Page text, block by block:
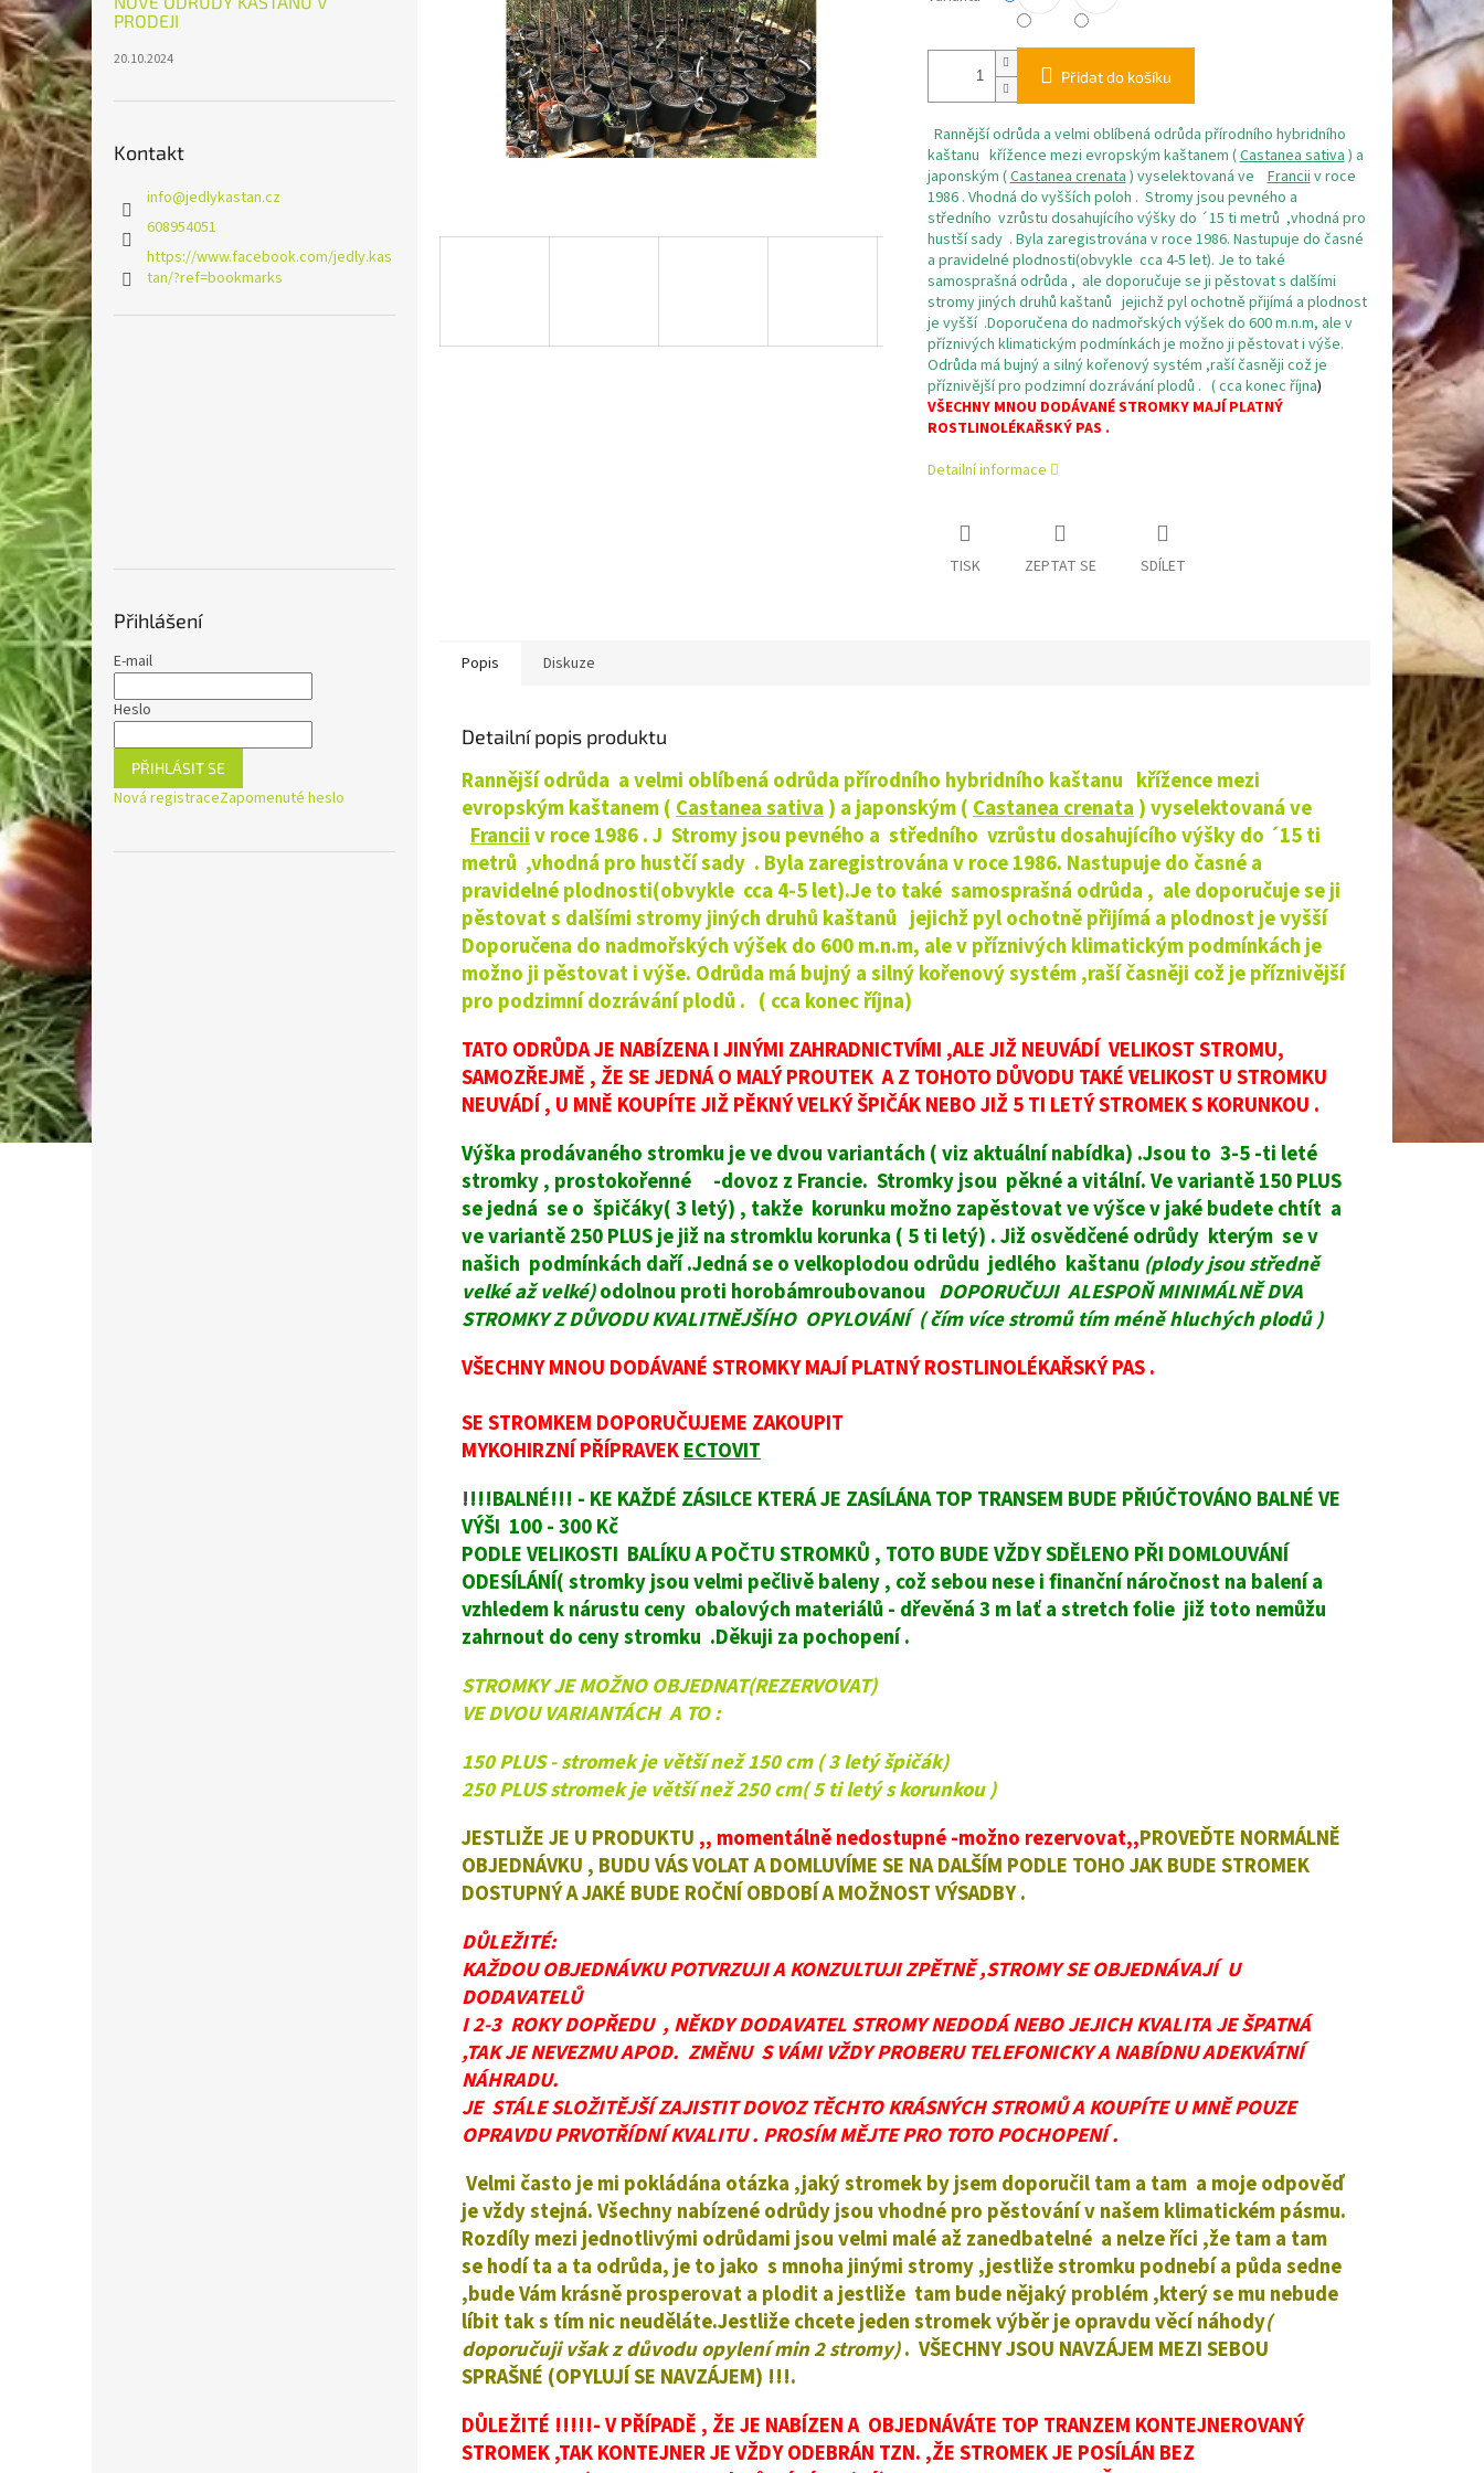
n
l
PRODEJI
20.10.2024
Kontakt
info@jedlykastan.cz
608954051
https://www.facebook.com/jedly.kas
tan/?ref=bookmarks
Přihlášení
E-mail
Heslo
PŘIHLÁSIT SE
Nová registraceZapomenuté heslo
Přidat do košíku
Rannější odrůda a velmi oblíbená odrůda přírodního hybridního
kaštanu křížence mezi evropským kaštanem (Castanea sativa) a
japonským (Castanea crenata) vyselektovaná veFranciiv roce
1986 . Vhodná do vyšších poloh . Stromy jsou pevného a
středního vzrůstu dosahujícího výšky do ´15 ti metrů ,vhodná pro
hustší sady . Byla zaregistrována v roce 1986. Nastupuje do časné
a pravidelné plodnosti(obvykle cca 4-5 let). Je to také
samosprašná odrůda , ale doporučuje se ji pěstovat s dalšími
stromy jiných druhů kaštanů jejichž pyl ochotně přijímá a plodnost
je vyšší .Doporučena do nadmořských výšek do 600 m.n.m, ale v
příznivých klimatickým podmínkách je možno ji pěstovat i výše.
Odrůda má bujný a silný kořenový systém ,raší časněji což je
příznivější pro podzimní dozrávání plodů . ( cca konec října)
VŠECHNY MNOU DODÁVANÉ STROMKY MAJÍ PLATNÝ
ROSTLINOLÉKAŘSKÝ PAS .
Detailní informace
TISK ZEPTAT SE SDÍLET
Popis Diskuze
Detailní popis produktu
Rannější odrůda a velmi oblíbená odrůda přírodního hybridního kaštanu křížence mezi
evropským kaštanem ( Castanea sativa ) a japonským ( Castanea crenata )vyselektovaná ve
Franciiv roce 1986 .J Stromy jsou pevného a středního vzrůstu dosahujícího výšky do ´15 ti
metrů ,vhodná pro hustčí sady . Byla zaregistrována v roce 1986. Nastupuje do časné a
pravidelné plodnosti(obvykle cca 4-5 let).Je to také samosprašná odrůda , ale doporučuje se ji
pěstovat s dalšími stromy jiných druhů kaštanů jejichž pyl ochotně přijímá a plodnost je vyšší
Doporučena do nadmořských výšek do 600 m.n.m, ale v příznivých klimatickým podmínkách je
možno ji pěstovat i výše. Odrůda má bujný a silný kořenový systém ,raší časněji což je příznivější
pro podzimní dozrávání plodů . ( cca konec října)
TATO ODRŮDA JE NABÍZENA I JINÝMI ZAHRADNICTVÍMI ,ALE JIŽ NEUVÁDÍ VELIKOST STROMU,
SAMOZŘEJMĚ , ŽE SE JEDNÁ O MALÝ PROUTEK A Z TOHOTO DŮVODU TAKÉ VELIKOST U STROMKU
NEUVÁDÍ , U MNĚ KOUPÍTE JIŽ PĚKNÝ VELKÝ ŠPIČÁK NEBO JIŽ 5 TI LETÝ STROMEK S KORUNKOU .
Výška prodávaného stromku je ve dvou variantách ( viz aktuální nabídka) .Jsou to 3-5 -ti leté
stromky , prostokořenné -dovoz z Francie. Stromky jsou pěkné a vitální. Ve variantě 150 PLUS
se jedná se o špičáky( 3 letý) , takže korunku možno zapěstovat ve výšce v jaké budete chtít a
ve variantě 250 PLUS je již na stromklu korunka ( 5 ti letý) . Již osvědčené odrůdy kterým se v
našich podmínkách daří .Jedná se o velkoplodou odrůdu jedlého kaštanu (plody jsou středně
velké až velké)odolnou proti horobámroubovanou DOPORUČUJI ALESPOŇ MINIMÁLNĚ DVA
STROMKY Z DŮVODU KVALITNĚJŠÍHO OPYLOVÁNÍ ( čím více stromů tím méně hluchých plodů )
VŠECHNY MNOU DODÁVANÉ STROMKY MAJÍ PLATNÝ ROSTLINOLÉKAŘSKÝ PAS .
SE STROMKEM DOPORUČUJEME ZAKOUPIT
MYKOHIRZNÍ PŘÍPRAVEKECTOVIT
!!!!BALNÉ!!! - KE KAŽDÉ ZÁSILCE KTERÁ JE ZASÍLÁNA TOP TRANSEM BUDE PŘIÚČTOVÁNO BALNÉ VE
VÝŠI 100 - 300 Kč
PODLE VELIKOSTI BALÍKU A POČTU STROMKŮ , TOTO BUDE VŽDY SDĚLENO PŘI DOMLOUVÁNÍ
ODESÍLÁNÍ( stromky jsou velmi pečlivě baleny , což sebou nese i finanční náročnost na balení a
vzhledem k nárustu ceny obalových materiálů - dřevěná 3 m lať a stretch folie již toto nemůžu
zahrnout do ceny stromku .Děkuji za pochopení .
STROMKY JE MOŽNO OBJEDNAT(REZERVOVAT)
VE DVOU VARIANTÁCH A TO :
150 PLUS - stromek je větší než 150 cm ( 3 letý špičák)
250 PLUS stromek je větší než 250 cm( 5 ti letý s korunkou )
JESTLIŽE JE U PRODUKTU ,, momentálně nedostupné -možno rezervovat,,PROVEĎTE NORMÁLNĚ
OBJEDNÁVKU , BUDU VÁS VOLAT A DOMLUVÍME SE NA DALŠÍM PODLE TOHO JAK BUDE STROMEK
DOSTUPNÝ A JAKÉ BUDE ROČNÍ OBDOBÍ A MOŽNOST VÝSADBY .
DŮLEŽITÉ:
KAŽDOU OBJEDNÁVKU POTVRZUJI A KONZULTUJI ZPĚTNĚ ,STROMY SE OBJEDNÁVAJÍ U
DODAVATELŮ
I 2-3 ROKY DOPŘEDU , NĚKDY DODAVATEL STROMY NEDODÁ NEBO JEJICH KVALITA JE ŠPATNÁ
,TAK JE NEVEZMU APOD. ZMĚNU S VÁMI VŽDY PROBERU TELEFONICKY A NABÍDNU ADEKVÁTNÍ
NÁHRADU.
JE STÁLE SLOŽITĚJŠÍ ZAJISTIT DOVOZ TĚCHTO KRÁSNÝCH STROMŮ A KOUPÍTE U MNĚ POUZE
OPRAVDU PRVOTŘÍDNÍ KVALITU . PROSÍM MĚJTE PRO TOTO POCHOPENÍ .
Velmi často je mi pokládána otázka ,jaký stromek by jsem doporučil tam a tam a moje odpověď
je vždy stejná. Všechny nabízené odrůdy jsou vhodné pro pěstování v našem klimatickém pásmu.
Rozdíly mezi jednotlivými odrůdami jsou velmi malé až zanedbatelné a nelze říci ,že tam a tam
se hodí ta a ta odrůda, je to jako s mnoha jinými stromy ,jestliže stromku podnebí a půda sedne
,bude Vám krásně prosperovat a plodit a jestliže tam bude nějaký problém ,který se mu nebude
líbit tak s tím nic neuděláte.Jestliže chcete jeden stromek výběr je opravdu věcí náhody(
doporučuji však z důvodu opylení min 2 stromy). VŠECHNY JSOU NAVZÁJEM MEZI SEBOU
SPRAŠNÉ (OPYLUJÍ SE NAVZÁJEM) !!!.
DŮLEŽITÉ !!!!!- V PŘÍPADĚ , ŽE JE NABÍZEN A OBJEDNÁVÁTE TOP TRANZEM KONTEJNEROVANÝ
STROMEK ,TAK KONTEJNER JE VŽDY ODEBRÁN TZN. ,ŽE STROMEK JE POSÍLÁN BEZ